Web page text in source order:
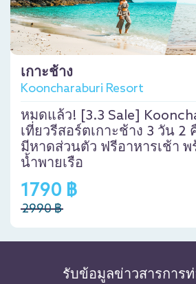
เกาะช้าง
Kooncharaburi Resort
หมดแล้ว! [3.3 Sale]
เที่ยวรีสอร์ตเกาะช้าง 3 วัน 2
มีหาดส่วนตัว ฟรีอาหารเช้า
น้ำพายเรือ
1790 ฿
2990 ฿
รับข้อมูลข่าวสารการท่